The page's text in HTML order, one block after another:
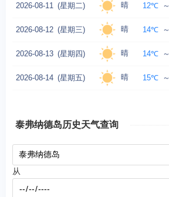
2026-08-11 (星期二) 晴 12℃ ～
2026-08-12 (星期三) 晴 14℃ ～
2026-08-13 (星期四) 晴 14℃ ～
2026-08-14 (星期五) 晴 15℃ ～
泰弗纳德岛历史天气查询
从